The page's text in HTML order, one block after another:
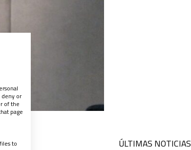
ÚLTIMAS NOTICIAS
deny or
of the
page
to